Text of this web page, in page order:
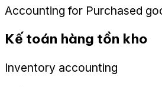
Accounting for Purchased
Kế toán hàng tồn kho
Inventory accounting